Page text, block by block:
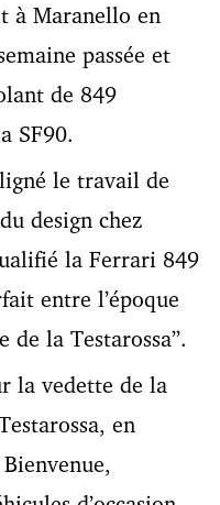
à Maranello en
passée et
de 849
SF90.
le travail de
design chez
la Ferrari 849
entre l’époque
la Testarossa”.
la vedette de la
en